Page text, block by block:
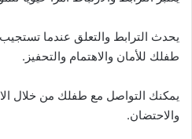
يحدث الترابط والتعلق عندما
طفلك للأمان والاهتمام والتحفيز.
يمكنك التواصل مع طفلك من خلال
والاحتضان.